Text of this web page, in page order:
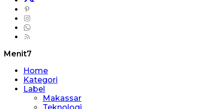
Menit7
Home
Kategori
Label
Makassar